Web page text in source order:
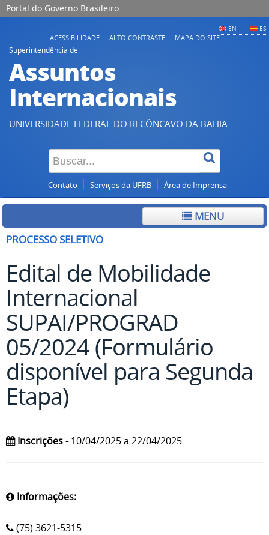
Portal do Governo Brasileiro
EN ES
ACESSIBILIDADE ALTO CONTRASTE
MAPA DO SITE
Superintendência de
Assuntos
Internacionais
UNIVERSIDADE FEDERAL DO RECÔNCAVO DA BAHIA
Contato Serviços da UFRB Área de Imprensa
MENU
PROCESSO SELETIVO
Edital de Mobilidade
Internacional
SUPAI/PROGRAD
05/2024 (Formulário
disponível para Segunda
Etapa)
Inscrições -10/04/2025 a 22/04/2025
Informações:
(75) 3621-5315